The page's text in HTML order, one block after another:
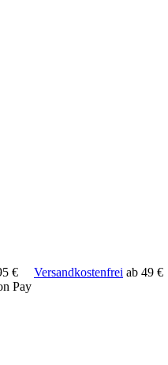
€ Versandkostenfrei ab 49 €
Pay